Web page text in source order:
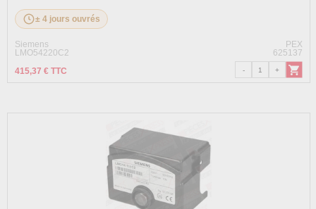
± 4 jours ouvrés
Siemens
PEX
LMO54220C2
625137
415,37 € TTC